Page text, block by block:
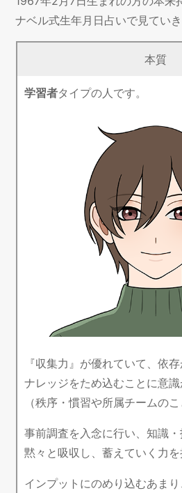
ナベル式生年月日占いで見ていき
本質
学習者タイプの人です。
『収集力』が優れていて、依
ナレッジをため込むことに意
（秩序・慣習や所属チームのこ
事前調査を入念に行い、知識
黙々と吸収し、蓄えていく力を
インプットにのめり込むあま